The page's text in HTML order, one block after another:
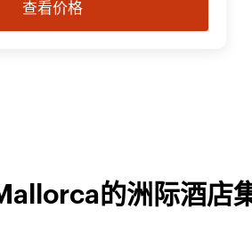
查看价格
的洲际酒店